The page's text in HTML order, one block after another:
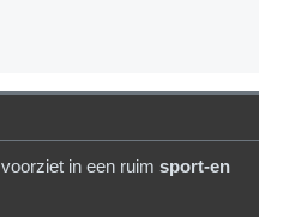
voorziet in een ruim sport-en